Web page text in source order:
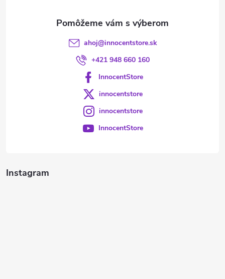
Instagram
ahoj@innocentstore.sk
+421 948 660 160
InnocentStore
innocentstore
innocentstore
InnocentStore